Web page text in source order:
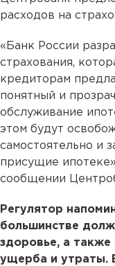
расходов на
«Банк России
страхования,
кредиторам
понятный и
обслуживание
этом будут
самостоятельно и
присущие
сообщении
Регулятор
большинстве
здоровье, а
ущерба и утраты.